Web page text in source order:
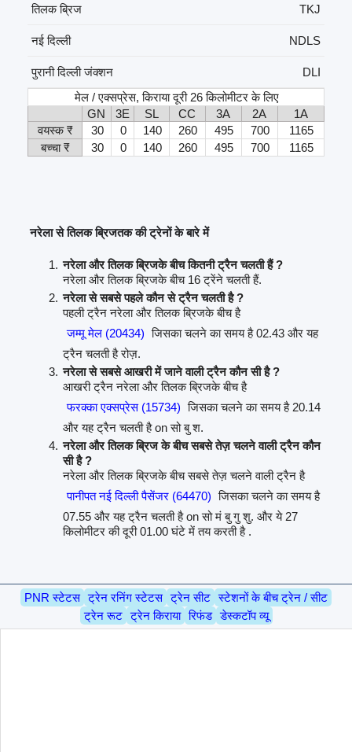
तिलक ब्रिज TKJ
नई दिल्ली NDLS
पुरानी दिल्ली जंक्शन
DLI
मेल / एक्सप्रेस, किराया दूरी 26 किलोमीटर के लिए
GN
3E SL CC 3A 2A
1A
वयस्क ₹
30 0 140 260 495 700
1165
बच्चा ₹
30 0 140 260 495 700 1165
नरेला से तिलक ब्रिजतक की ट्रेनों के बारे में
नरेला और तिलक ब्रिजके बीच कितनी ट्रैन चलती हैं ?
नरेला और तिलक ब्रिजके बीच 16 ट्रेंने चलती हैं.
नरेला से सबसे पहले कौन से ट्रैन चलती है ?
पहली ट्रैन नरेला और तिलक ब्रिजके बीच है
जम्मू मेल (20434) जिसका चलने का समय है 02.43 और यह
ट्रैन चलती है रोज़.
नरेला से सबसे आखरी में जाने वाली ट्रैन कौन सी है ?
आखरी ट्रैन नरेला और तिलक ब्रिजके बीच है
फरक्का एक्सप्रेस (15734) जिसका चलने का समय है 20.14
और यह ट्रैन चलती है on सो बु श.
नरेला और तिलक ब्रिज के बीच सबसे तेज़ चलने वाली ट्रैन कौन
सी है ?
नरेला और तिलक ब्रिजके बीच सबसे तेज़ चलने वाली ट्रैन है
पानीपत नई दिल्ली पैसेंजर (64470) जिसका चलने का समय है
07.55 और यह ट्रैन चलती है on सो मं बु गु शु. और ये 27
किलोमीटर की दूरी 01.00 घंटे में तय करती है .
PNR स्टेटस ट्रेन रनिंग स्टेटस ट्रेन सीट स्टेशनों के बीच ट्रेन / सीट
ट्रेन रूट ट्रेन किराया रिफंड डेस्कटॉप व्यू